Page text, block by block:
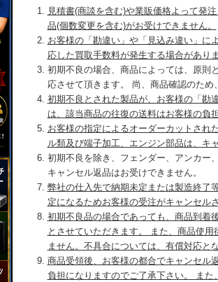
見積書(商談を含む)や業販価格よって発
品(個数変更を含む)がお受けできません。
お客様の「勘違い」や「見込み違い」に
応した買取手数料が発生する場合があり
初期不良の場合、商品によっては、原則
応させて頂きます。 尚、商品確認のた
初期不良とされた製品が、お客様の「勘
は、該当商品の往復の送料はお客様の負
お客様の指定によるオーダーカットされ
ル類及び端子加工、エンジン部品は、キ
初期不良を除き、フェンダー、アンカー
キャンセル返品はお受けできません。
弊社の仕入先で納期未定または製造終了
定になるためお客様の受注がキャンセル
初期不良品の場合であっても、商品到着
とさせていただきます。 また、商品使
ません。不具合については、有償対応と
商品受領後、お客様の都合でキャンセル
負担になりますのでご了承下さい。 ま